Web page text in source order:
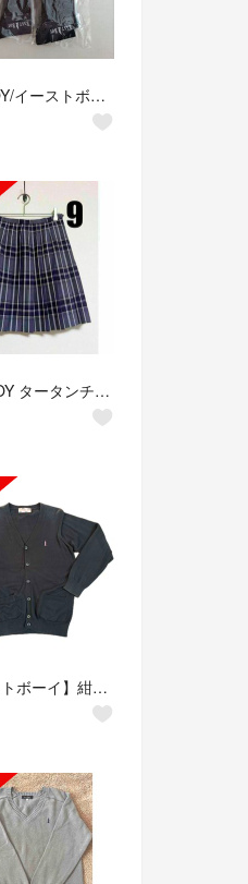
EASTBOY/イーストボーイ ハイソックス 3足セット 女神刺繍 ネイビー/紺
EAST BOY タータンチェックスカート 裏地付き グレー×パープル サイズ9
【イーストボーイ】紺カーディガン